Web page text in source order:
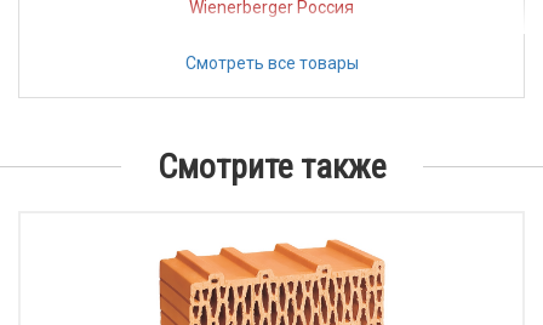
Wienerberger Россия
Костромской силикатный
Смотреть все товары
Смотрите также